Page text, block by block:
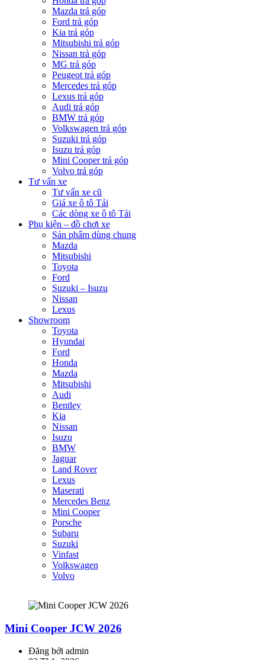
Mazda trả góp
Ford trả góp
Kia trả góp
Mitsubishi trả góp
Nissan trả góp
MG trả góp
Peugeot trả góp
Mercedes trả góp
Lexus trả góp
Audi trả góp
BMW trả góp
Volkswagen trả góp
Suzuki trả góp
Isuzu trả góp
Mini Cooper trả góp
Volvo trả góp
Tư vấn xe
Tư vấn xe cũ
Giá xe ô tô Tải
Các dòng xe ô tô Tải
Phụ kiện – đồ chơi xe
Sản phẩm dùng chung
Mazda
Mitsubishi
Toyota
Ford
Suzuki – Isuzu
Nissan
Lexus
Showroom
Toyota
Hyundai
Ford
Honda
Mazda
Mitsubishi
Audi
Bentley
Kia
Nissan
Isuzu
BMW
Jaguar
Land Rover
Lexus
Maserati
Mercedes Benz
Mini Cooper
Porsche
Subaru
Suzuki
Vinfast
Volkswagen
Volvo
Mini Cooper JCW 2026
Đăng bởi admin